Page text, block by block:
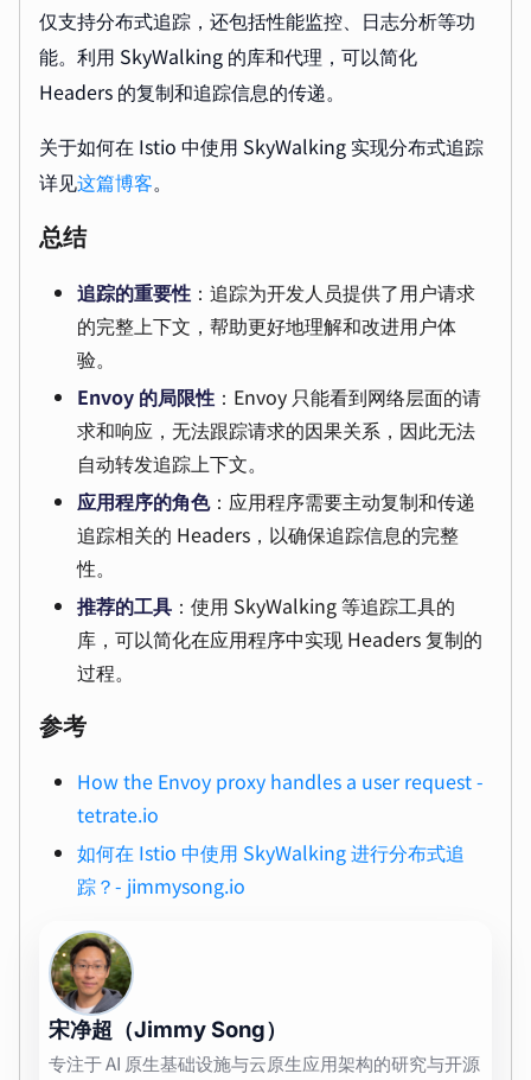
仅支持分布式追踪，还包括性能监控、日志分析等功
能。利用 SkyWalking 的库和代理，可以简化
Headers 的复制和追踪信息的传递。
关于如何在 Istio 中使用 SkyWalking 实现分布式追踪
详见这篇博客。
总结
追踪的重要性 ：追踪为开发人员提供了用户请求
的完整上下文，帮助更好地理解和改进用户体
验。
Envoy 的局限性 ：Envoy 只能看到网络层面的请
求和响应，无法跟踪请求的因果关系，因此无法
自动转发追踪上下文。
应用程序的角色：应用程序需要主动复制和传递
追踪相关的 Headers，以确保追踪信息的完整
性。
推荐的工具 ：使用 SkyWalking 等追踪工具的
库，可以简化在应用程序中实现 Headers 复制的
过程。
参考
How the Envoy proxy handles a user request -
tetrate.io
如何在 Istio 中使用 SkyWalking 进行分布式追
踪？- jimmysong.io
宋净超（Jimmy Song）
专注于 AI 原生基础设施与云原生应用架构的研究与开源